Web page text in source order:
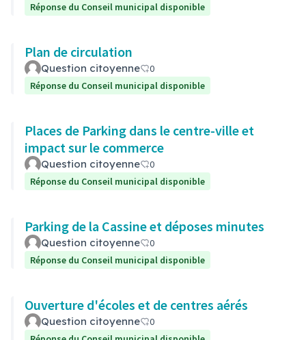
Réponse du Conseil municipal disponible
Plan de circulation
Question citoyenne
0
Réponse du Conseil municipal disponible
Places de Parking dans le centre-ville et
impact sur le commerce
Question citoyenne
0
Réponse du Conseil municipal disponible
Parking de la Cassine et déposes minutes
Question citoyenne
0
Réponse du Conseil municipal disponible
Ouverture d'écoles et de centres aérés
Question citoyenne
0